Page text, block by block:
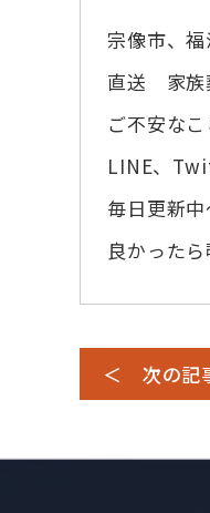
宗像市、
直送 家族
ご不安な
LINE、
毎日更新
良かった
＜ 次の記